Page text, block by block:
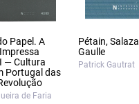
Papel. A
— Cultura
Portugal das
de Faria
Pétain,
Gaulle
Patrick Gautrat